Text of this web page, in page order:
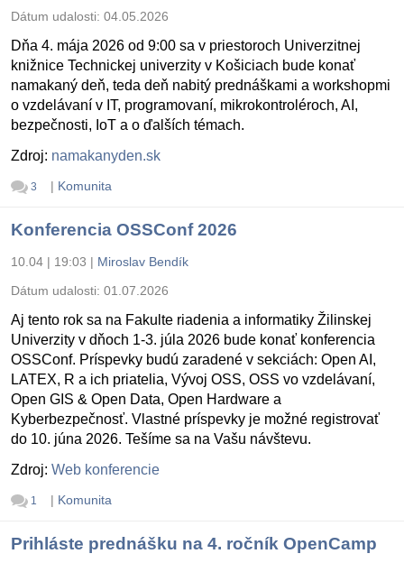
Dátum udalosti: 04.05.2026
Dňa 4. mája 2026 od 9:00 sa v priestoroch Univerzitnej
knižnice Technickej univerzity v Košiciach bude konať
namakaný deň, teda deň nabitý prednáškami a workshopmi
o vzdelávaní v IT, programovaní, mikrokontroléroch, AI,
bezpečnosti, IoT a o ďalších témach.
Zdroj: namakanyden.sk
3 | Komunita
Konferencia OSSConf 2026
10.04 | 19:03 | Miroslav Bendík
Dátum udalosti: 01.07.2026
Aj tento rok sa na Fakulte riadenia a informatiky Žilinskej
Univerzity v dňoch 1-3. júla 2026 bude konať konferencia
OSSConf. Príspevky budú zaradené v sekciách: Open AI,
LATEX, R a ich priatelia, Vývoj OSS, OSS vo vzdelávaní,
Open GIS & Open Data, Open Hardware a
Kyberbezpečnosť. Vlastné príspevky je možné registrovať
do 10. júna 2026. Tešíme sa na Vašu návštevu.
Zdroj: Web konferencie
1 | Komunita
Prihláste prednášku na 4. ročník OpenCamp